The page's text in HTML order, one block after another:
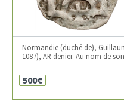
Normandie (duché de),
1087), AR denier. Au nom de
500€